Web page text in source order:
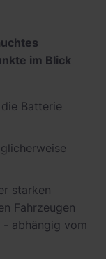
im Blick
Batterie
starken
Fahrzeugen
abhängig vom